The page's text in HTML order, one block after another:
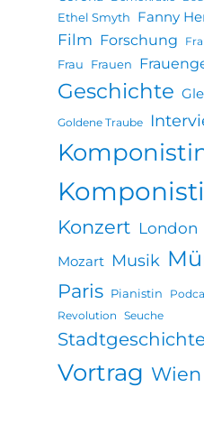
Ethel Smyth Fanny
Film Forschung
Frau Frauen
Geschichte
Goldene Traube
Konzert London
Mozart Musik
Paris Pianistin
Revolution Seuche
Vortrag Wien